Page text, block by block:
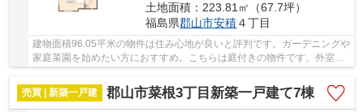
土地面積：223.81㎡（67.7坪）
福島県郡山市安積４丁目
建物面積96.05平米の物件は住み心地が良いと評判です。ガーデニングや
家庭菜園を始めたい方におすすめ。こちらは庭付きの物件です。外室時
売買 | 新築一戸建
郡山市菜根3丁目新築一戸建て7棟